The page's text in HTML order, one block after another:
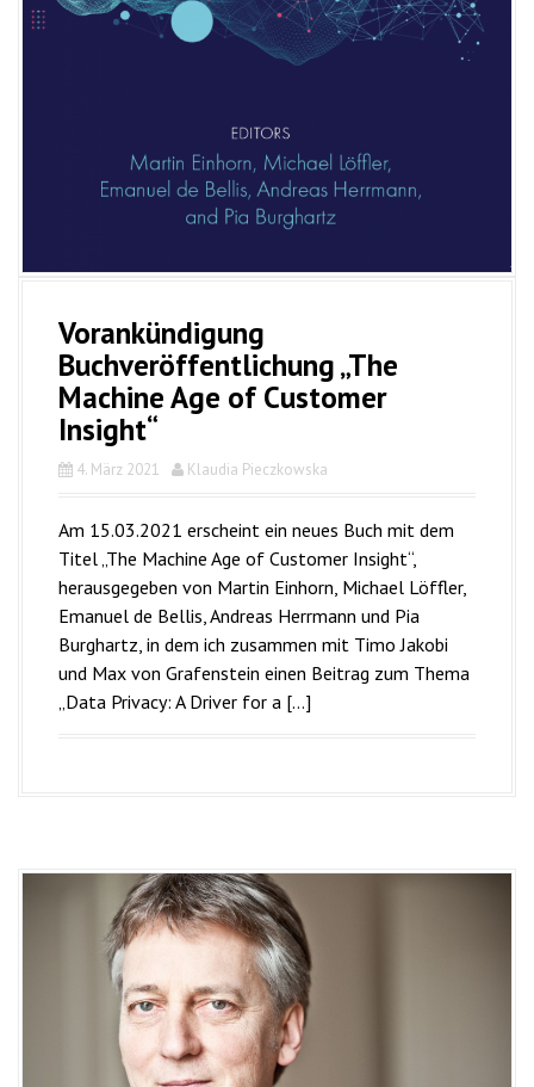
Vorankündigung
Buchveröffentlichung „The
Machine Age of Customer
Insight“
4. März 2021 Klaudia Pieczkowska
Am 15.03.2021 erscheint ein neues Buch mit dem
Titel „The Machine Age of Customer Insight“,
herausgegeben von Martin Einhorn, Michael Löffler,
Emanuel de Bellis, Andreas Herrmann und Pia
Burghartz, in dem ich zusammen mit Timo Jakobi
und Max von Grafenstein einen Beitrag zum Thema
„Data Privacy: A Driver for a […]